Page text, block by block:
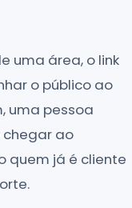
uma área, o link
o público ao
uma pessoa
ao
quem já é cliente